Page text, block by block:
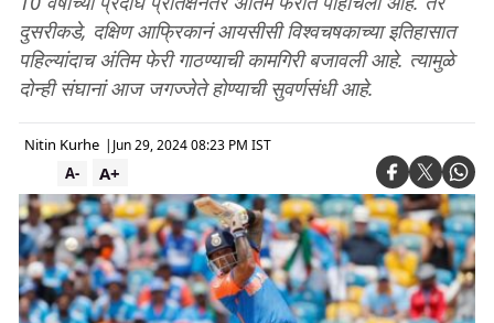
दुसरीकडे, दक्षिण आफ्रिकानं आयसीसी विश्वचषकाच्या इतिहासात
पहिल्यांदाच अंतिम फेरी गाठण्याची कामगिरी बजावली आहे. त्यामुळे
दोन्ही संघानां आज जगज्जेते होण्याची सुवर्णसंधी आहे.
Nitin Kurhe | Jun 29, 2024 08:23 PM IST
A+
A-